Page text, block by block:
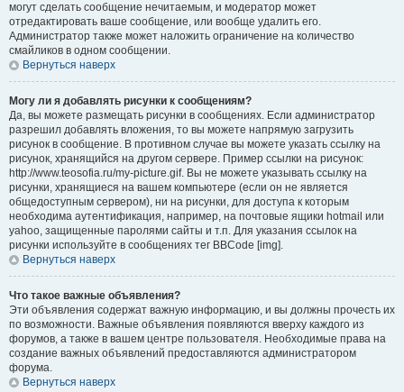
могут сделать сообщение нечитаемым, и модератор может
отредактировать ваше сообщение, или вообще удалить его.
Администратор также может наложить ограничение на количество
смайликов в одном сообщении.
Вернуться наверх
Могу ли я добавлять рисунки к сообщениям?
Да, вы можете размещать рисунки в сообщениях. Если администратор
разрешил добавлять вложения, то вы можете напрямую загрузить
рисунок в сообщение. В противном случае вы можете указать ссылку на
рисунок, хранящийся на другом сервере. Пример ссылки на рисунок:
http://www.teosofia.ru/my-picture.gif. Вы не можете указывать ссылку на
рисунки, хранящиеся на вашем компьютере (если он не является
общедоступным сервером), ни на рисунки, для доступа к которым
необходима аутентификация, например, на почтовые ящики hotmail или
yahoo, защищенные паролями сайты и т.п. Для указания ссылок на
рисунки используйте в сообщениях тег BBCode [img].
Вернуться наверх
Что такое важные объявления?
Эти объявления содержат важную информацию, и вы должны прочесть их
по возможности. Важные объявления появляются вверху каждого из
форумов, а также в вашем центре пользователя. Необходимые права на
создание важных объявлений предоставляются администратором
форума.
Вернуться наверх